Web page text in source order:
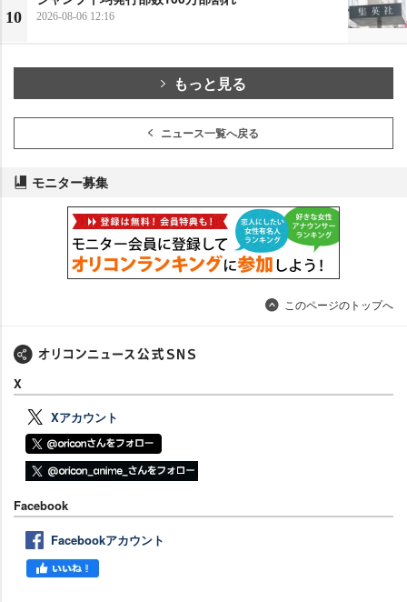
10 2026-08-06 12:16
もっと見る
ニュース一覧へ戻る
モニター募集
このページのトップへ
X
Xアカウント
Facebook
Facebookアカウント